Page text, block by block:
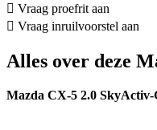
Vraag proefrit aan
Vraag inruilvoorstel aan
Alles over deze
Mazda CX-5 2.0